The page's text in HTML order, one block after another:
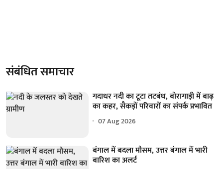
संबंधित समाचार
गदाधर नदी का टूटा तटबंध, बोरागाड़ी में बाढ़
का कहर, सैकड़ों परिवारों का संपर्क प्रभावित
07 Aug 2026
बंगाल में बदला मौसम, उत्तर बंगाल में भारी
बारिश का अलर्ट